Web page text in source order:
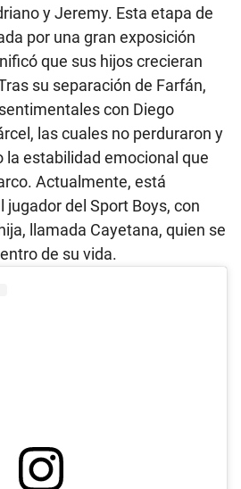
y Jeremy. Esta etapa de
por una gran exposición
que sus hijos crecieran
su separación de Farfán,
con Diego
las cuales no perduraron y
estabilidad emocional que
Actualmente, está
del Sport Boys, con
llamada Cayetana, quien se
de su vida.